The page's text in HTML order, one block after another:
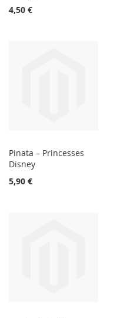
4,50 €
Pinata – Princesses
Disney
5,90 €